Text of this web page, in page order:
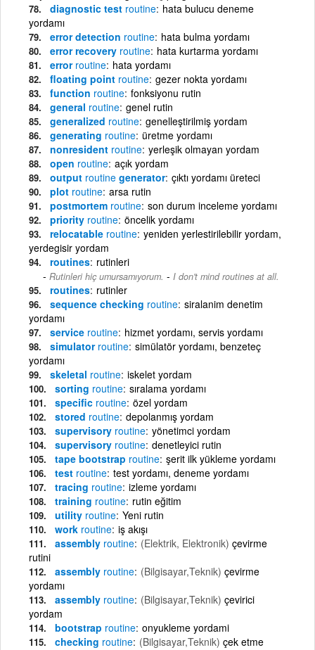
diagnostic test routine hata bulucu deneme
yordamı
error detection routine hata bulma yordamı
error recovery routine hata kurtarma yordamı
error routine hata yordamı
floating point routine gezer nokta yordamı
function routine fonksiyonu rutin
general routine genel rutin
generalized routine genelleştirilmiş yordam
generating routine üretme yordamı
nonresident routine yerleşik olmayan yordam
open routine açık yordam
output routine generator çıktı yordamı üreteci
plot routine arsa rutin
postmortem routine son durum inceleme yordamı
priority routine öncelik yordamı
relocatable routine yeniden yerlestirilebilir yordam,
yerdegisir yordam
routines rutinleri
Rutinleri hiç umursamıyorum. - I don't mind routines at all.
routines rutinler
sequence checking routine siralanim denetim
yordamı
service routine hizmet yordamı, servis yordamı
simulator routine simülatör yordamı, benzeteç
yordamı
skeletal routine iskelet yordam
sorting routine sıralama yordamı
specific routine özel yordam
stored routine depolanmış yordam
supervisory routine yönetimci yordam
supervisory routine denetleyici rutin
tape bootstrap routine şerit ilk yükleme yordamı
test routine test yordamı, deneme yordamı
tracing routine izleme yordamı
training routine rutin eğitim
utility routine Yeni rutin
work routine iş akışı
assembly routine (Elektrik, Elektronik) çevirme
rutini
assembly routine (Bilgisayar,Teknik) çevirme
yordamı
assembly routine (Bilgisayar,Teknik) çevirici
yordam
bootstrap routine onyukleme yordami
checking routine (Bilgisayar,Teknik) çek etme